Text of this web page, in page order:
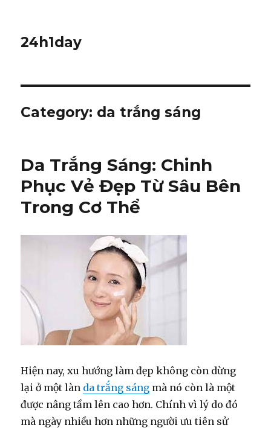
24h1day
Category: da trắng sáng
Da Trắng Sáng: Chinh
Phục Vẻ Đẹp Từ Sâu Bên
Trong Cơ Thể
Hiện nay, xu hướng làm đẹp không còn dừng
lại ở một làn da trắng sáng mà nó còn là một
được nâng tầm lên cao hơn. Chính vì lý do đó
mà ngày nhiều hơn những người ưu tiên sử